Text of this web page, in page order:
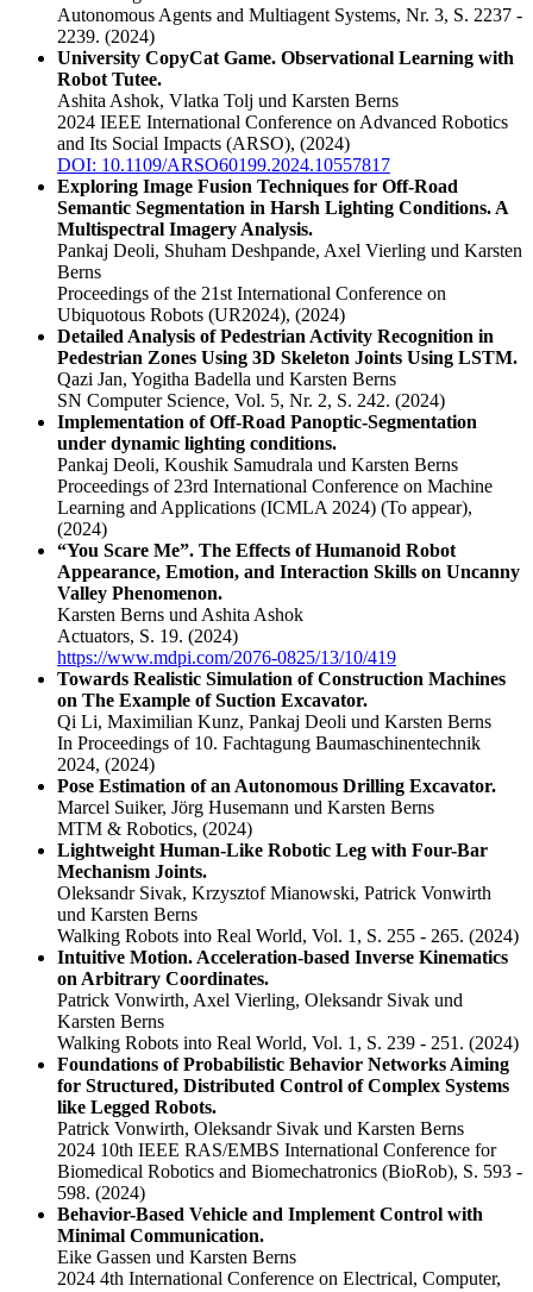
Autonomous Agents and Multiagent Systems, Nr. 3, S. 2237 -
2239. (2024)
University CopyCat Game. Observational Learning with
Robot Tutee.
Ashita Ashok, Vlatka Tolj und Karsten Berns
2024 IEEE International Conference on Advanced Robotics
and Its Social Impacts (ARSO), (2024)
DOI: 10.1109/ARSO60199.2024.10557817
Exploring Image Fusion Techniques for Off-Road
Semantic Segmentation in Harsh Lighting Conditions. A
Multispectral Imagery Analysis.
Pankaj Deoli, Shuham Deshpande, Axel Vierling und Karsten
Berns
Proceedings of the 21st International Conference on
Ubiquotous Robots (UR2024), (2024)
Detailed Analysis of Pedestrian Activity Recognition in
Pedestrian Zones Using 3D Skeleton Joints Using LSTM.
Qazi Jan, Yogitha Badella und Karsten Berns
SN Computer Science, Vol. 5, Nr. 2, S. 242. (2024)
Implementation of Off-Road Panoptic-Segmentation
under dynamic lighting conditions.
Pankaj Deoli, Koushik Samudrala und Karsten Berns
Proceedings of 23rd International Conference on Machine
Learning and Applications (ICMLA 2024) (To appear),
(2024)
“You Scare Me”. The Effects of Humanoid Robot
Appearance, Emotion, and Interaction Skills on Uncanny
Valley Phenomenon.
Karsten Berns und Ashita Ashok
Actuators, S. 19. (2024)
https://www.mdpi.com/2076-0825/13/10/419
Towards Realistic Simulation of Construction Machines
on The Example of Suction Excavator.
Qi Li, Maximilian Kunz, Pankaj Deoli und Karsten Berns
In Proceedings of 10. Fachtagung Baumaschinentechnik
2024, (2024)
Pose Estimation of an Autonomous Drilling Excavator.
Marcel Suiker, Jörg Husemann und Karsten Berns
MTM & Robotics, (2024)
Lightweight Human-Like Robotic Leg with Four-Bar
Mechanism Joints.
Oleksandr Sivak, Krzysztof Mianowski, Patrick Vonwirth
und Karsten Berns
Walking Robots into Real World, Vol. 1, S. 255 - 265. (2024)
Intuitive Motion. Acceleration-based Inverse Kinematics
on Arbitrary Coordinates.
Patrick Vonwirth, Axel Vierling, Oleksandr Sivak und
Karsten Berns
Walking Robots into Real World, Vol. 1, S. 239 - 251. (2024)
Foundations of Probabilistic Behavior Networks Aiming
for Structured, Distributed Control of Complex Systems
like Legged Robots.
Patrick Vonwirth, Oleksandr Sivak und Karsten Berns
2024 10th IEEE RAS/EMBS International Conference for
Biomedical Robotics and Biomechatronics (BioRob), S. 593 -
598. (2024)
Behavior-Based Vehicle and Implement Control with
Minimal Communication.
Eike Gassen und Karsten Berns
2024 4th International Conference on Electrical, Computer,